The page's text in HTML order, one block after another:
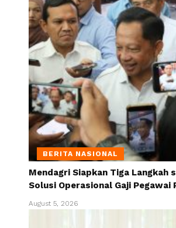
BERITA NASIONAL
Mendagri Siapkan Tiga Langkah
Solusi Operasional Gaji Pegawai
August 5, 2026